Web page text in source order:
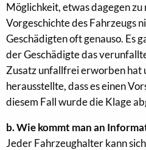
Möglichkeit, etwas dagegen zu
Vorgeschichte des Fahrzeugs
Geschädigten oft genauso. Es
der Geschädigte das
Zusatz unfallfrei erworben hat
herausstellte, dass es einen
diesem Fall wurde die Klage
b. Wie kommt man an
Jeder Fahrzeughalter kann